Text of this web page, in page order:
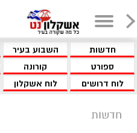
חדשות השבוע בעיר
ספורט
קורונה
לוח דרושים
לוח אשקלון
חדשות